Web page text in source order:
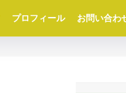
プロフィール お問い合わ